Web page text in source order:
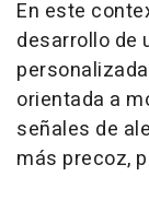
En este
desarrollo de
orientada a
señales de
más precoz,